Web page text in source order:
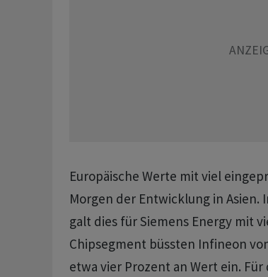
Europäische Werte mit viel
Morgen der Entwicklung in Asien.
galt dies für Siemens Energy mit
Chipsegment büssten Infineon
etwa vier Prozent an Wert ein.